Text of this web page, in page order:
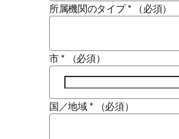
所属機関のタイプ * （必須）
市 * （必須）
国／地域 * （必須）